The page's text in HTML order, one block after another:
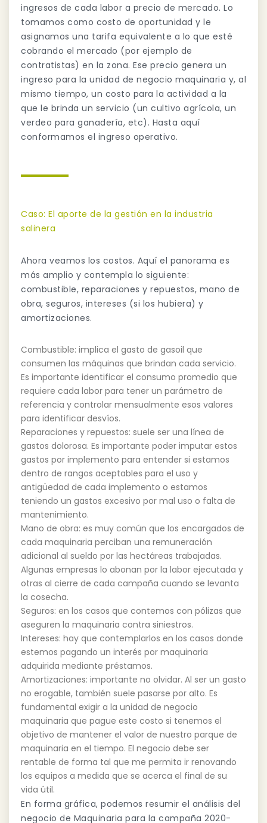
ingresos de cada labor a precio de mercado. Lo
tomamos como costo de oportunidad y le
asignamos una tarifa equivalente a lo que esté
cobrando el mercado (por ejemplo de
contratistas) en la zona. Ese precio genera un
ingreso para la unidad de negocio maquinaria y, al
mismo tiempo, un costo para la actividad a la
que le brinda un servicio (un cultivo agrícola, un
verdeo para ganadería, etc). Hasta aquí
conformamos el ingreso operativo.
Caso: El aporte de la gestión en la industria
salinera
Ahora veamos los costos. Aquí el panorama es
más amplio y contempla lo siguiente:
combustible, reparaciones y repuestos, mano de
obra, seguros, intereses (si los hubiera) y
amortizaciones.
Combustible: implica el gasto de gasoil que
consumen las máquinas que brindan cada servicio.
Es importante identificar el consumo promedio que
requiere cada labor para tener un parámetro de
referencia y controlar mensualmente esos valores
para identificar desvíos.
Reparaciones y repuestos: suele ser una línea de
gastos dolorosa. Es importante poder imputar estos
gastos por implemento para entender si estamos
dentro de rangos aceptables para el uso y
antigüedad de cada implemento o estamos
teniendo un gastos excesivo por mal uso o falta de
mantenimiento.
Mano de obra: es muy común que los encargados de
cada maquinaria perciban una remuneración
adicional al sueldo por las hectáreas trabajadas.
Algunas empresas lo abonan por la labor ejecutada y
otras al cierre de cada campaña cuando se levanta
la cosecha.
Seguros: en los casos que contemos con pólizas que
aseguren la maquinaria contra siniestros.
Intereses: hay que contemplarlos en los casos donde
estemos pagando un interés por maquinaria
adquirida mediante préstamos.
Amortizaciones: importante no olvidar. Al ser un gasto
no erogable, también suele pasarse por alto. Es
fundamental exigir a la unidad de negocio
maquinaria que pague este costo si tenemos el
objetivo de mantener el valor de nuestro parque de
maquinaria en el tiempo. El negocio debe ser
rentable de forma tal que me permita ir renovando
los equipos a medida que se acerca el final de su
vida útil.
En forma gráfica, podemos resumir el análisis del
negocio de Maquinaria para la campaña 2020-